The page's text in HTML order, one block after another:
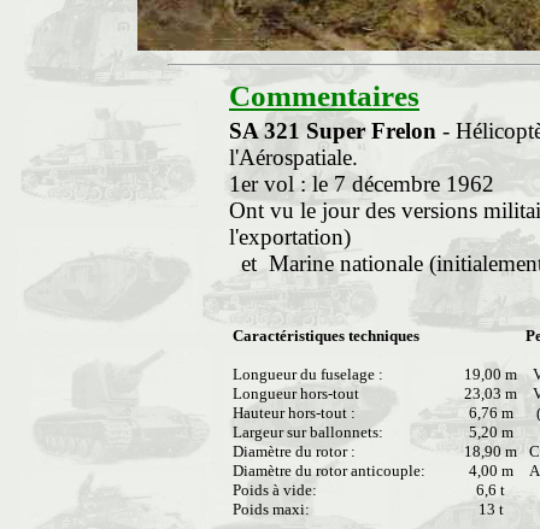
Commentaires
SA 321 Super Frelon -
l'Aérospatiale.
1er vol : le 7 décembre 1962
Ont vu le jour des versions
l'exportation)
et Marine nationale
Caractéristiques techniques
Longueur du fuselage :
Longueur hors-tout
Hauteur hors-tout :
Largeur sur ballonnets:
Diamètre du rotor :
Diamètre du rotor anticouple:
Poids à vide:
Poids maxi:
19,00 m
23,03 m
6,76 m
5,20 m
18,90 m
4,00 m
6,6 t
13 t